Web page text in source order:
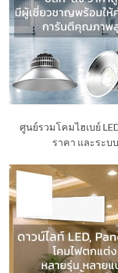
ศูนย์รวมโคมไฮเบย์
ราคา และระบ